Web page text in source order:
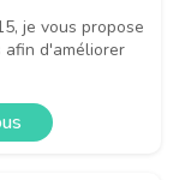
je vous propose
afin d'améliorer